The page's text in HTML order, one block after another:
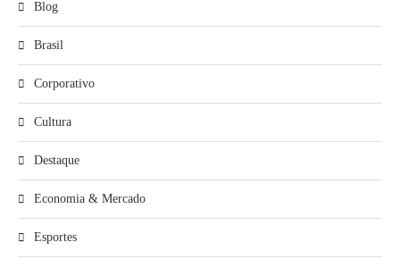
Blog
Brasil
Corporativo
Cultura
Destaque
Economia & Mercado
Esportes